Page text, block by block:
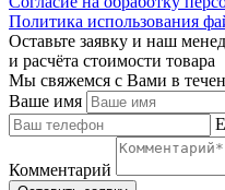
Политика использования
Оставьте заявку и наш
и расчёта стоимости товара
Мы свяжемся с Вами в
Ваше имя
Комментарий